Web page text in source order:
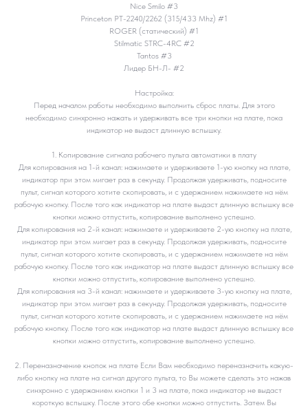
Nice Smilo #3
Princeton PT-2240/2262 (315/433 Mhz) #1
ROGER (статический) #1
Stilmatic STRC-4RC #2
Tantos #3
Лидер БН-Л- #2
Настройка:
Перед началом работы необходимо выполнить сброс платы. Для этого
необходимо синхронно нажать и удерживать все три кнопки на плате, пока
индикатор не выдаст длинную вспышку.
1. Копирование сигнала рабочего пульта автоматики в плату
Для копирования на 1-й канал: нажимаете и удерживаете 1-ую кнопку на плате,
индикатор при этом мигает раз в секунду. Продолжая удерживать, подносите
пульт, сигнал которого хотите скопировать, и с удержанием нажимаете на нём
рабочую кнопку. После того как индикатор на плате выдаст длинную вспышку все
кнопки можно отпустить, копирование выполнено успешно.
Для копирования на 2-й канал: нажимаете и удерживаете 2-ую кнопку на плате,
индикатор при этом мигает раз в секунду. Продолжая удерживать, подносите
пульт, сигнал которого хотите скопировать, и с удержанием нажимаете на нём
рабочую кнопку. После того как индикатор на плате выдаст длинную вспышку все
кнопки можно отпустить, копирование выполнено успешно.
Для копирования на 3-й канал: нажимаете и удерживаете 3-ую кнопку на плате,
индикатор при этом мигает раз в секунду. Продолжая удерживать, подносите
пульт, сигнал которого хотите скопировать, и с удержанием нажимаете на нём
рабочую кнопку. После того как индикатор на плате выдаст длинную вспышку все
кнопки можно отпустить, копирование выполнено успешно.
2. Переназначение кнопок на плате Если Вам необходимо переназначить какую-
либо кнопку на плате на сигнал другого пульта, то Вы можете сделать это нажав
синхронно с удержанием кнопки 1 и 3 на плате, пока индикатор не выдаст
короткую вспышку. После этого обе кнопки можно отпустить. Затем Вы